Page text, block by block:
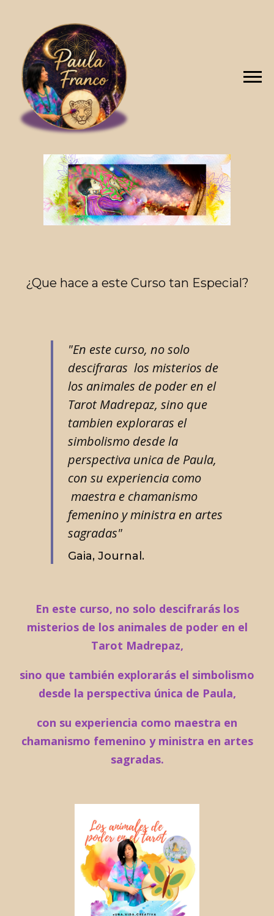
¿Que hace a este Curso tan Especial?
"En este curso, no solo
descifraras los misterios de
los animales de poder en el
Tarot Madrepaz, sino que
tambien exploraras el
simbolismo desde la
perspectiva unica de Paula,
con su experiencia como
maestra e chamanismo
femenino y ministra en artes
sagradas"
Gaia, Journal.
En este curso, no solo descifrarás los
misterios de los animales de poder en el
Tarot Madrepaz,
sino que también explorarás el simbolismo
desde la perspectiva única de Paula,
con su experiencia como maestra en
chamanismo femenino y ministra en artes
sagradas.